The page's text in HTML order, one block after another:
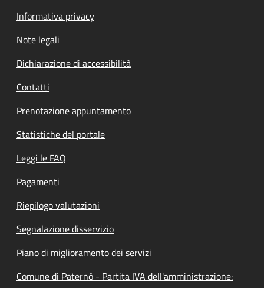
Informativa privacy
Note legali
Dichiarazione di accessibilità
Contatti
Prenotazione appuntamento
Statistiche del portale
Leggi le FAQ
Pagamenti
Riepilogo valutazioni
Segnalazione disservizio
Piano di miglioramento dei servizi
Comune di Paternò - Partita IVA dell'amministrazione: